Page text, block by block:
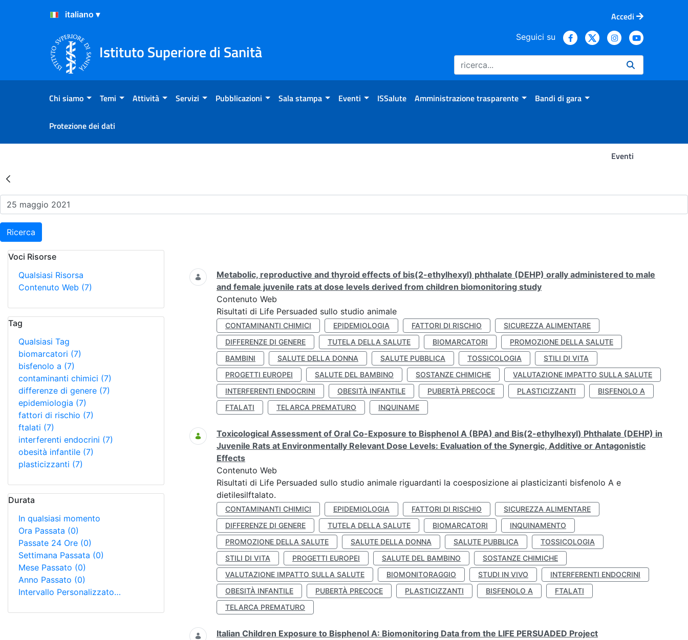
Salta al Contenuto
Salta al Footer
Accedi
Istituto Superiore di Sanità
Seguici su
Chi siamo Temi Attività Servizi Pubblicazioni Sala stampa Eventi ISSalute Amministrazione trasparente Bandi di gara
Protezione dei dati
Eventi
Risultati della Ricerca - Eventi
Ricerca
Voci Risorse
Qualsiasi Risorsa
Contenuto Web (7)
Tag
Qualsiasi Tag
biomarcatori (7)
bisfenolo a (7)
contaminanti chimici (7)
differenze di genere (7)
epidemiologia (7)
fattori di rischio (7)
ftalati (7)
interferenti endocrini (7)
obesità infantile (7)
plasticizzanti (7)
Durata
In qualsiasi momento
Ora Passata (0)
Passate 24 Ore (0)
Settimana Passata (0)
Mese Passato (0)
Anno Passato (0)
Intervallo Personalizzato…
Ricerca
Metabolic, reproductive and thyroid effects of bis(2-ethylhexyl) phthalate (DEHP) orally administered to male
and female juvenile rats at dose levels derived from children biomonitoring study
Contenuto Web
Risultati di Life Persuaded sullo studio animale
CONTAMINANTI CHIMICI EPIDEMIOLOGIA FATTORI DI RISCHIO
SICUREZZA ALIMENTARE
DIFFERENZE DI GENERE
TUTELA DELLA SALUTE BIOMARCATORI
PROMOZIONE DELLA SALUTE
BAMBINI
SALUTE DELLA DONNA SALUTE PUBBLICA TOSSICOLOGIA
STILI DI VITA
PROGETTI EUROPEI
SALUTE DEL BAMBINO SOSTANZE CHIMICHE
VALUTAZIONE IMPATTO SULLA SALUTE
INTERFERENTI ENDOCRINI
OBESITÀ INFANTILE PUBERTÀ PRECOCE PLASTICIZZANTI
BISFENOLO A
FTALATI
TELARCA PREMATURO INQUINAME
Toxicological Assessment of Oral Co-Exposure to Bisphenol A (BPA) and Bis(2-ethylhexyl) Phthalate (DEHP) in
Juvenile Rats at Environmentally Relevant Dose Levels: Evaluation of the Synergic, Additive or Antagonistic
Effects
Contenuto Web
Risultati di Life Persuaded sullo studio animale riguardanti la coesposizione ai plasticizanti bisfenolo A e
dietilesilftalato.
CONTAMINANTI CHIMICI EPIDEMIOLOGIA FATTORI DI RISCHIO
SICUREZZA ALIMENTARE
DIFFERENZE DI GENERE
TUTELA DELLA SALUTE BIOMARCATORI
INQUINAMENTO
PROMOZIONE DELLA SALUTE
SALUTE DELLA DONNA SALUTE PUBBLICA
TOSSICOLOGIA
STILI DI VITA
PROGETTI EUROPEI SALUTE DEL BAMBINO
SOSTANZE CHIMICHE
VALUTAZIONE IMPATTO SULLA SALUTE
BIOMONITORAGGIO STUDI IN VIVO
INTERFERENTI ENDOCRINI
OBESITÀ INFANTILE
PUBERTÀ PRECOCE PLASTICIZZANTI BISFENOLO A
FTALATI
TELARCA PREMATURO
Italian Children Exposure to Bisphenol A: Biomonitoring Data from the LIFE PERSUADED Project